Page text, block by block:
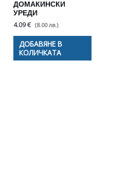
ДОМАКИНСКИ
УРЕДИ
4.09 € (8.00 лв.)
ДОБАВЯНЕ В
КОЛИЧКАТА